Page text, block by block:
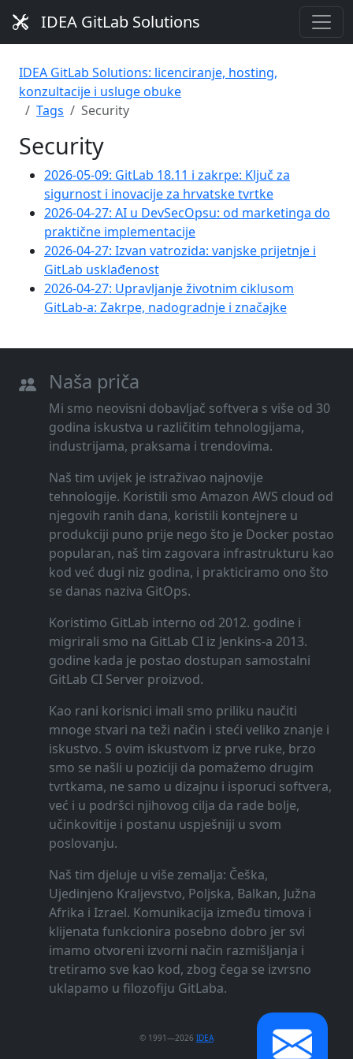
IDEA GitLab Solutions
IDEA GitLab Solutions: licenciranje, hosting,
konzultacije i usluge obuke
Tags
Security
Security
2026-05-09: GitLab 18.11 i zakrpe: Ključ za
sigurnost i inovacije za hrvatske tvrtke
2026-04-27: AI u DevSecOpsu: od marketinga do
praktične implementacije
2026-04-27: Izvan vatrozida: vanjske prijetnje i
GitLab usklađenost
2026-04-27: Upravljanje životnim ciklusom
GitLab-a: Zakrpe, nadogradnje i značajke
Naša priča
Mi smo neovisni dobavljač softvera s više od 30
godina iskustva u različitim tehnologijama,
industrijama, praksama i trendovima.
Naš tim uvijek je istraživao najnovije
tehnologije. Koristili smo Amazon AWS cloud od
njegovih ranih dana, koristili kontejnere u
produkciji puno prije nego što je Docker postao
popularan, naš tim zagovara infrastrukturu kao
kod već dugi niz godina, i prakticiramo ono što
se danas naziva GitOps.
Koristimo GitLab interno od 2012. godine i
migrirali smo na GitLab CI iz Jenkins-a 2013.
godine kada je postao dostupan samostalni
GitLab CI Server proizvod.
Kao rani korisnici imali smo priliku naučiti
mnoge stvari na teži način i steći veliko znanje i
iskustvo. S ovim iskustvom iz prve ruke, brzo
smo se našli u poziciji da pomažemo drugim
tvrtkama, ne samo u dizajnu i isporuci softvera,
već i u podršci njihovog cilja da rade bolje,
učinkovitije i postanu uspješniji u svom
poslovanju.
Naš tim djeluje u više zemalja: Češka,
Ujedinjeno Kraljevstvo, Poljska, Balkan, Južna
Afrika i Izrael. Komunikacija između timova i
klijenata funkcionira posebno dobro jer svi
imamo otvoreni izvorni način razmišljanja i
tretiramo sve kao kod, zbog čega se izvrsno
uklapamo u filozofiju GitLaba.
© 1991—2026 IDEA